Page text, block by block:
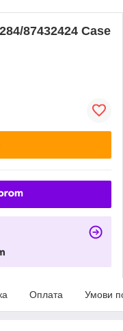
87432424 Case
Оплата Умови